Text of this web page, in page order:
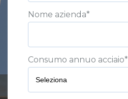
Nome azienda*
Consumo annuo acciaio*